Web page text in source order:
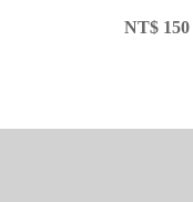
NT$ 150